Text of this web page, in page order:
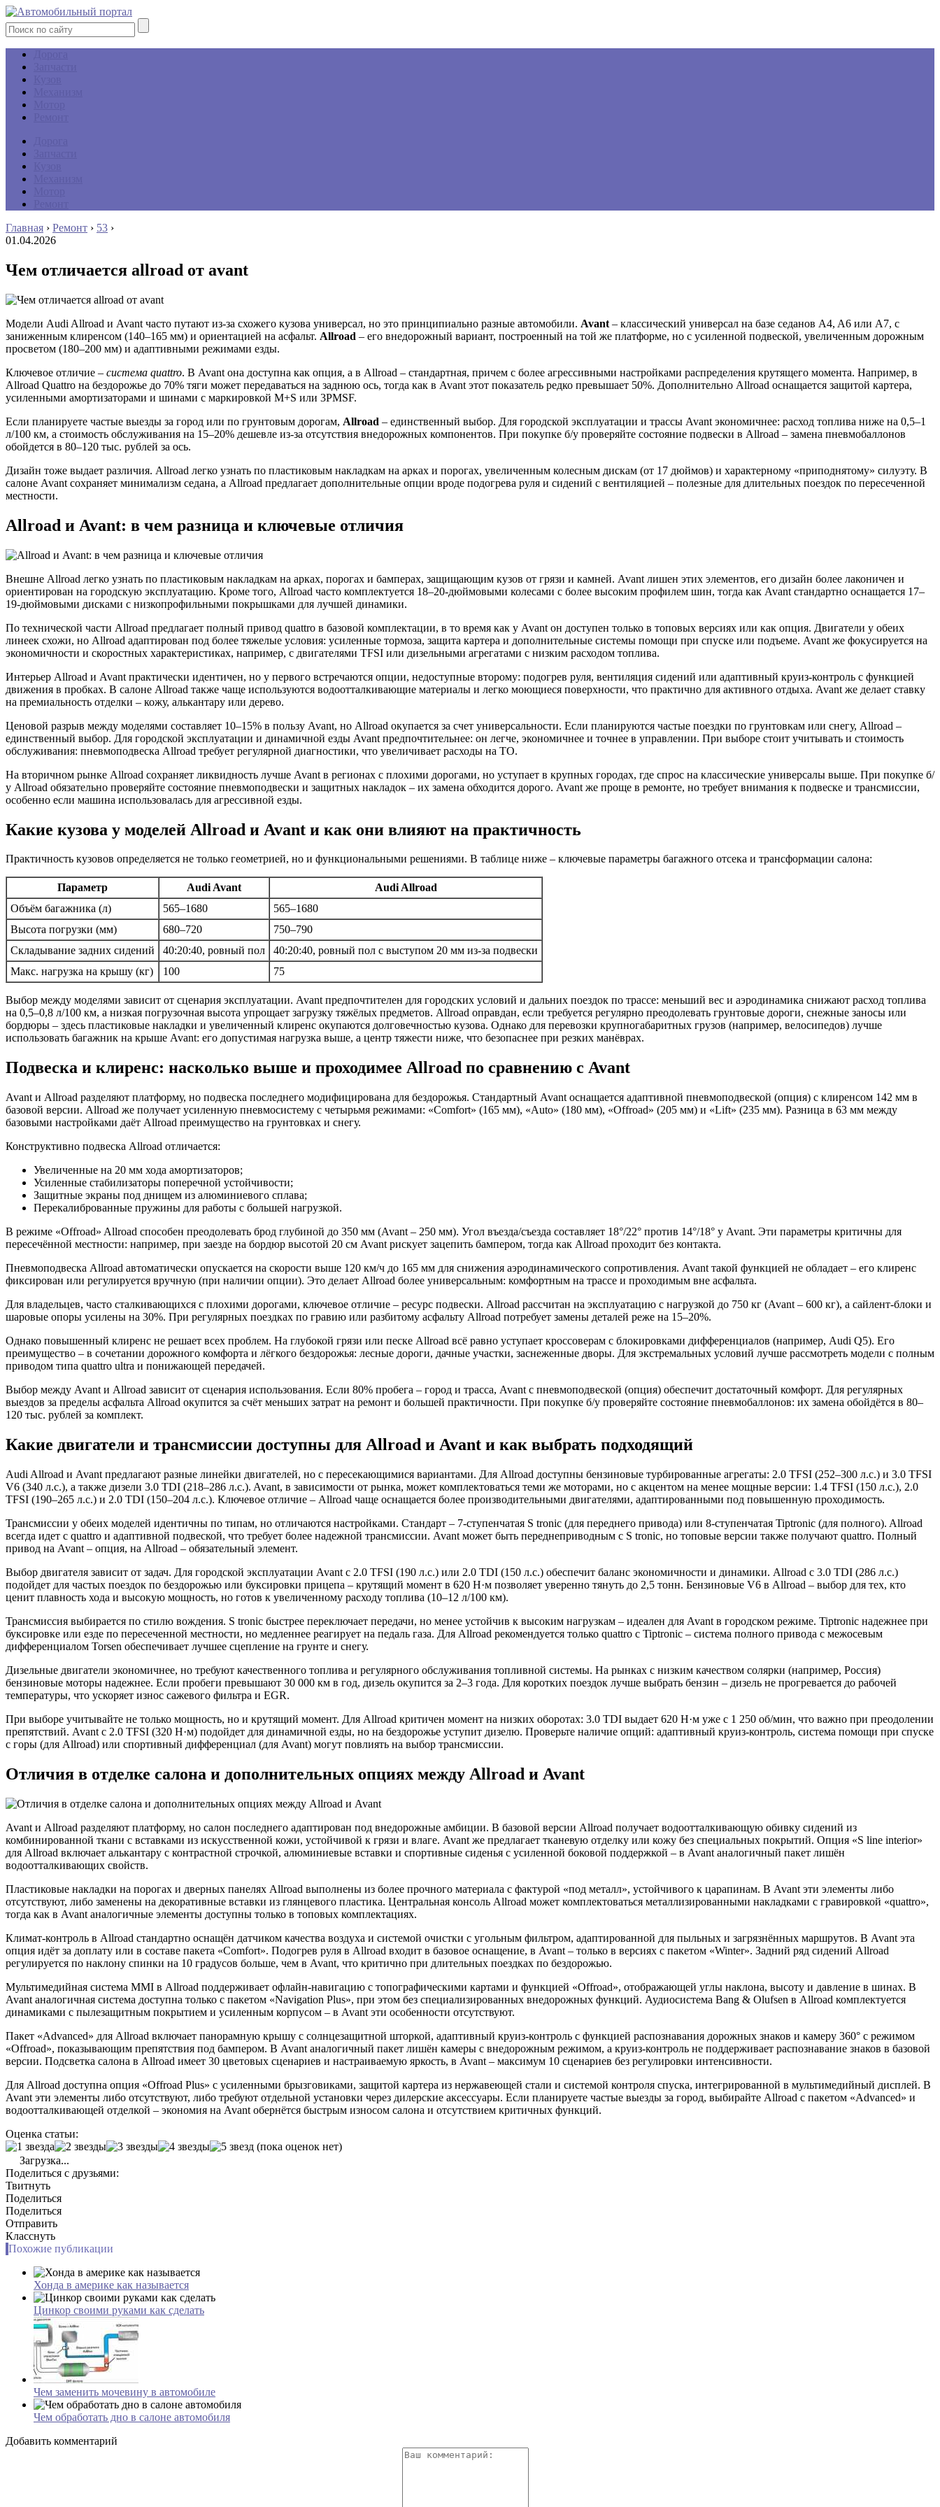
Главная › Ремонт › 53 ›
01.04.2026
Чем отличается allroad от avant
Модели Audi Allroad и Avant часто путают из-за схожего кузова универсал, но это принципиально разные автомобили. Avant – классический универсал на базе седанов A4, A6 или A7, с
заниженным клиренсом (140–165 мм) и ориентацией на асфальт. Allroad – его внедорожный вариант, построенный на той же платформе, но с усиленной подвеской, увеличенным дорожным
просветом (180–200 мм) и адаптивными режимами езды.
Ключевое отличие – система quattro. В Avant она доступна как опция, а в Allroad – стандартная, причем с более агрессивными настройками распределения крутящего момента. Например, в
Allroad Quattro на бездорожье до 70% тяги может передаваться на заднюю ось, тогда как в Avant этот показатель редко превышает 50%. Дополнительно Allroad оснащается защитой картера,
усиленными амортизаторами и шинами с маркировкой M+S или 3PMSF.
Если планируете частые выезды за город или по грунтовым дорогам, Allroad – единственный выбор. Для городской эксплуатации и трассы Avant экономичнее: расход топлива ниже на 0,5–1
л/100 км, а стоимость обслуживания на 15–20% дешевле из-за отсутствия внедорожных компонентов. При покупке б/у проверяйте состояние подвески в Allroad – замена пневмобаллонов
обойдется в 80–120 тыс. рублей за ось.
Дизайн тоже выдает различия. Allroad легко узнать по пластиковым накладкам на арках и порогах, увеличенным колесным дискам (от 17 дюймов) и характерному «приподнятому» силуэту. В
салоне Avant сохраняет минимализм седана, а Allroad предлагает дополнительные опции вроде подогрева руля и сидений с вентиляцией – полезные для длительных поездок по пересеченной
местности.
Allroad и Avant: в чем разница и ключевые отличия
Внешне Allroad легко узнать по пластиковым накладкам на арках, порогах и бамперах, защищающим кузов от грязи и камней. Avant лишен этих элементов, его дизайн более лаконичен и
ориентирован на городскую эксплуатацию. Кроме того, Allroad часто комплектуется 18–20-дюймовыми колесами с более высоким профилем шин, тогда как Avant стандартно оснащается 17–
19-дюймовыми дисками с низкопрофильными покрышками для лучшей динамики.
По технической части Allroad предлагает полный привод quattro в базовой комплектации, в то время как у Avant он доступен только в топовых версиях или как опция. Двигатели у обеих
линеек схожи, но Allroad адаптирован под более тяжелые условия: усиленные тормоза, защита картера и дополнительные системы помощи при спуске или подъеме. Avant же фокусируется на
экономичности и скоростных характеристиках, например, с двигателями TFSI или дизельными агрегатами с низким расходом топлива.
Интерьер Allroad и Avant практически идентичен, но у первого встречаются опции, недоступные второму: подогрев руля, вентиляция сидений или адаптивный круиз-контроль с функцией
движения в пробках. В салоне Allroad также чаще используются водоотталкивающие материалы и легко моющиеся поверхности, что практично для активного отдыха. Avant же делает ставку
на премиальность отделки – кожу, алькантару или дерево.
Ценовой разрыв между моделями составляет 10–15% в пользу Avant, но Allroad окупается за счет универсальности. Если планируются частые поездки по грунтовкам или снегу, Allroad –
единственный выбор. Для городской эксплуатации и динамичной езды Avant предпочтительнее: он легче, экономичнее и точнее в управлении. При выборе стоит учитывать и стоимость
обслуживания: пневмоподвеска Allroad требует регулярной диагностики, что увеличивает расходы на ТО.
На вторичном рынке Allroad сохраняет ликвидность лучше Avant в регионах с плохими дорогами, но уступает в крупных городах, где спрос на классические универсалы выше. При покупке б/
у Allroad обязательно проверяйте состояние пневмоподвески и защитных накладок – их замена обходится дорого. Avant же проще в ремонте, но требует внимания к подвеске и трансмиссии,
особенно если машина использовалась для агрессивной езды.
Какие кузова у моделей Allroad и Avant и как они влияют на практичность
Практичность кузовов определяется не только геометрией, но и функциональными решениями. В таблице ниже – ключевые параметры багажного отсека и трансформации салона:
Параметр Audi Avant
Audi Allroad
Объём багажника (л)
565–1680
565–1680
Высота погрузки (мм)
680–720
750–790
Складывание задних сидений
40:20:40, ровный пол
40:20:40, ровный пол с выступом 20 мм из-за подвески
Макс. нагрузка на крышу (кг)
100 75
Выбор между моделями зависит от сценария эксплуатации. Avant предпочтителен для городских условий и дальних поездок по трассе: меньший вес и аэродинамика снижают расход топлива
на 0,5–0,8 л/100 км, а низкая погрузочная высота упрощает загрузку тяжёлых предметов. Allroad оправдан, если требуется регулярно преодолевать грунтовые дороги, снежные заносы или
бордюры – здесь пластиковые накладки и увеличенный клиренс окупаются долговечностью кузова. Однако для перевозки крупногабаритных грузов (например, велосипедов) лучше
использовать багажник на крыше Avant: его допустимая нагрузка выше, а центр тяжести ниже, что безопаснее при резких манёврах.
Подвеска и клиренс: насколько выше и проходимее Allroad по сравнению с Avant
Avant и Allroad разделяют платформу, но подвеска последнего модифицирована для бездорожья. Стандартный Avant оснащается адаптивной пневмоподвеской (опция) с клиренсом 142 мм в
базовой версии. Allroad же получает усиленную пневмосистему с четырьмя режимами: «Comfort» (165 мм), «Auto» (180 мм), «Offroad» (205 мм) и «Lift» (235 мм). Разница в 63 мм между
базовыми настройками даёт Allroad преимущество на грунтовках и снегу.
Конструктивно подвеска Allroad отличается:
Увеличенные на 20 мм хода амортизаторов;
Усиленные стабилизаторы поперечной устойчивости;
Защитные экраны под днищем из алюминиевого сплава;
Перекалиброванные пружины для работы с большей нагрузкой.
В режиме «Offroad» Allroad способен преодолевать брод глубиной до 350 мм (Avant – 250 мм). Угол въезда/съезда составляет 18°/22° против 14°/18° у Avant. Эти параметры критичны для
пересечённой местности: например, при заезде на бордюр высотой 20 см Avant рискует зацепить бампером, тогда как Allroad проходит без контакта.
Пневмоподвеска Allroad автоматически опускается на скорости выше 120 км/ч до 165 мм для снижения аэродинамического сопротивления. Avant такой функцией не обладает – его клиренс
фиксирован или регулируется вручную (при наличии опции). Это делает Allroad более универсальным: комфортным на трассе и проходимым вне асфальта.
Для владельцев, часто сталкивающихся с плохими дорогами, ключевое отличие – ресурс подвески. Allroad рассчитан на эксплуатацию с нагрузкой до 750 кг (Avant – 600 кг), а сайлент-блоки и
шаровые опоры усилены на 30%. При регулярных поездках по гравию или разбитому асфальту Allroad потребует замены деталей реже на 15–20%.
Однако повышенный клиренс не решает всех проблем. На глубокой грязи или песке Allroad всё равно уступает кроссоверам с блокировками дифференциалов (например, Audi Q5). Его
преимущество – в сочетании дорожного комфорта и лёгкого бездорожья: лесные дороги, дачные участки, заснеженные дворы. Для экстремальных условий лучше рассмотреть модели с полным
приводом типа quattro ultra и понижающей передачей.
Выбор между Avant и Allroad зависит от сценария использования. Если 80% пробега – город и трасса, Avant с пневмоподвеской (опция) обеспечит достаточный комфорт. Для регулярных
выездов за пределы асфальта Allroad окупится за счёт меньших затрат на ремонт и большей практичности. При покупке б/у проверяйте состояние пневмобаллонов: их замена обойдётся в 80–
120 тыс. рублей за комплект.
Какие двигатели и трансмиссии доступны для Allroad и Avant и как выбрать подходящий
Audi Allroad и Avant предлагают разные линейки двигателей, но с пересекающимися вариантами. Для Allroad доступны бензиновые турбированные агрегаты: 2.0 TFSI (252–300 л.с.) и 3.0 TFSI
V6 (340 л.с.), а также дизели 3.0 TDI (218–286 л.с.). Avant, в зависимости от рынка, может комплектоваться теми же моторами, но с акцентом на менее мощные версии: 1.4 TFSI (150 л.с.), 2.0
TFSI (190–265 л.с.) и 2.0 TDI (150–204 л.с.). Ключевое отличие – Allroad чаще оснащается более производительными двигателями, адаптированными под повышенную проходимость.
Трансмиссии у обеих моделей идентичны по типам, но отличаются настройками. Стандарт – 7-ступенчатая S tronic (для переднего привода) или 8-ступенчатая Tiptronic (для полного). Allroad
всегда идет с quattro и адаптивной подвеской, что требует более надежной трансмиссии. Avant может быть переднеприводным с S tronic, но топовые версии также получают quattro. Полный
привод на Avant – опция, на Allroad – обязательный элемент.
Выбор двигателя зависит от задач. Для городской эксплуатации Avant с 2.0 TFSI (190 л.с.) или 2.0 TDI (150 л.с.) обеспечит баланс экономичности и динамики. Allroad с 3.0 TDI (286 л.с.)
подойдет для частых поездок по бездорожью или буксировки прицепа – крутящий момент в 620 Н·м позволяет уверенно тянуть до 2,5 тонн. Бензиновые V6 в Allroad – выбор для тех, кто
ценит плавность хода и высокую мощность, но готов к увеличенному расходу топлива (10–12 л/100 км).
Трансмиссия выбирается по стилю вождения. S tronic быстрее переключает передачи, но менее устойчив к высоким нагрузкам – идеален для Avant в городском режиме. Tiptronic надежнее при
буксировке или езде по пересеченной местности, но медленнее реагирует на педаль газа. Для Allroad рекомендуется только quattro с Tiptronic – система полного привода с межосевым
дифференциалом Torsen обеспечивает лучшее сцепление на грунте и снегу.
Дизельные двигатели экономичнее, но требуют качественного топлива и регулярного обслуживания топливной системы. На рынках с низким качеством солярки (например, Россия)
бензиновые моторы надежнее. Если пробеги превышают 30 000 км в год, дизель окупится за 2–3 года. Для коротких поездок лучше выбрать бензин – дизель не прогревается до рабочей
температуры, что ускоряет износ сажевого фильтра и EGR.
При выборе учитывайте не только мощность, но и крутящий момент. Для Allroad критичен момент на низких оборотах: 3.0 TDI выдает 620 Н·м уже с 1 250 об/мин, что важно при преодолении
препятствий. Avant с 2.0 TFSI (320 Н·м) подойдет для динамичной езды, но на бездорожье уступит дизелю. Проверьте наличие опций: адаптивный круиз-контроль, система помощи при спуске
с горы (для Allroad) или спортивный дифференциал (для Avant) могут повлиять на выбор трансмиссии.
Отличия в отделке салона и дополнительных опциях между Allroad и Avant
Avant и Allroad разделяют платформу, но салон последнего адаптирован под внедорожные амбиции. В базовой версии Allroad получает водоотталкивающую обивку сидений из
комбинированной ткани с вставками из искусственной кожи, устойчивой к грязи и влаге. Avant же предлагает тканевую отделку или кожу без специальных покрытий. Опция «S line interior»
для Allroad включает алькантару с контрастной строчкой, алюминиевые вставки и спортивные сиденья с усиленной боковой поддержкой – в Avant аналогичный пакет лишён
водоотталкивающих свойств.
Пластиковые накладки на порогах и дверных панелях Allroad выполнены из более прочного материала с фактурой «под металл», устойчивого к царапинам. В Avant эти элементы либо
отсутствуют, либо заменены на декоративные вставки из глянцевого пластика. Центральная консоль Allroad может комплектоваться металлизированными накладками с гравировкой «quattro»,
тогда как в Avant аналогичные элементы доступны только в топовых комплектациях.
Климат-контроль в Allroad стандартно оснащён датчиком качества воздуха и системой очистки с угольным фильтром, адаптированной для пыльных и загрязнённых маршрутов. В Avant эта
опция идёт за доплату или в составе пакета «Comfort». Подогрев руля в Allroad входит в базовое оснащение, в Avant – только в версиях с пакетом «Winter». Задний ряд сидений Allroad
регулируется по наклону спинки на 10 градусов больше, чем в Avant, что критично при длительных поездках по бездорожью.
Мультимедийная система MMI в Allroad поддерживает офлайн-навигацию с топографическими картами и функцией «Offroad», отображающей углы наклона, высоту и давление в шинах. В
Avant аналогичная система доступна только с пакетом «Navigation Plus», при этом без специализированных внедорожных функций. Аудиосистема Bang & Olufsen в Allroad комплектуется
динамиками с пылезащитным покрытием и усиленным корпусом – в Avant эти особенности отсутствуют.
Пакет «Advanced» для Allroad включает панорамную крышу с солнцезащитной шторкой, адаптивный круиз-контроль с функцией распознавания дорожных знаков и камеру 360° с режимом
«Offroad», показывающим препятствия под бампером. В Avant аналогичный пакет лишён камеры с внедорожным режимом, а круиз-контроль не поддерживает распознавание знаков в базовой
версии. Подсветка салона в Allroad имеет 30 цветовых сценариев и настраиваемую яркость, в Avant – максимум 10 сценариев без регулировки интенсивности.
Для Allroad доступна опция «Offroad Plus» с усиленными брызговиками, защитой картера из нержавеющей стали и системой контроля спуска, интегрированной в мультимедийный дисплей. В
Avant эти элементы либо отсутствуют, либо требуют отдельной установки через дилерские аксессуары. Если планируете частые выезды за город, выбирайте Allroad с пакетом «Advanced» и
водоотталкивающей отделкой – экономия на Avant обернётся быстрым износом салона и отсутствием критичных функций.
Оценка статьи:
(пока оценок нет)
Загрузка...
Поделиться с друзьями:
Твитнуть
Поделиться
Поделиться
Отправить
Класснуть
Похожие публикации
Хонда в америке как называется
Цинкор своими руками как сделать
Чем заменить мочевину в автомобиле
Чем обработать дно в салоне автомобиля
Добавить комментарий